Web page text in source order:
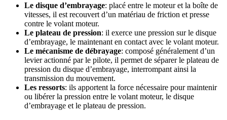
Le disque d’embrayage: placé entre le moteur et la boîte de
vitesses, il est recouvert d’un matériau de friction et presse
contre le volant moteur.
Le plateau de pression: il exerce une pression sur le disque
d’embrayage, le maintenant en contact avec le volant moteur.
Le mécanisme de débrayage: composé généralement d’un
levier actionné par le pilote, il permet de séparer le plateau de
pression du disque d’embrayage, interrompant ainsi la
transmission du mouvement.
Les ressorts: ils apportent la force nécessaire pour maintenir
ou libérer la pression entre le volant moteur, le disque
d’embrayage et le plateau de pression.